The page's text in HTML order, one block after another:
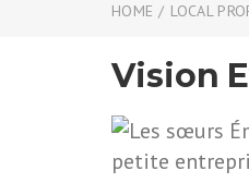
HOME / LOCAL
Vision